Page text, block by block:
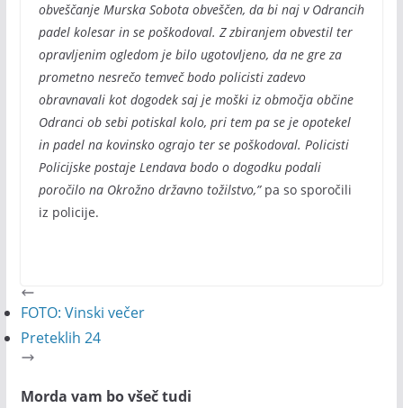
obveščanje Murska Sobota obveščen, da bi naj v Odrancih
padel kolesar in se poškodoval. Z zbiranjem obvestil ter
opravljenim ogledom je bilo ugotovljeno, da ne gre za
prometno nesrečo temveč bodo policisti zadevo
obravnavali kot dogodek saj je moški iz območja občine
Odranci ob sebi potiskal kolo, pri tem pa se je opotekel
in padel na kovinsko ograjo ter se poškodoval. Policisti
Policijske postaje Lendava bodo o dogodku podali
poročilo na Okrožno državno tožilstvo,”pa so sporočili
iz policije.
FOTO: Vinski večer
Preteklih 24
Morda vam bo všeč tudi